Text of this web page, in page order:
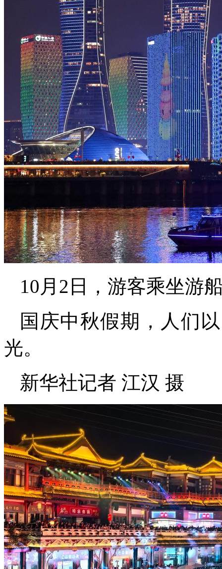
10月2日，游客乘坐游
国庆中秋假期，人们
光。
新华社记者 江汉 摄